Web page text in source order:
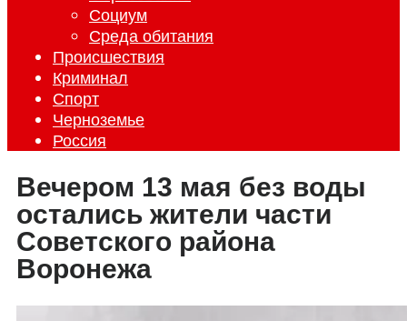
Социум
Среда обитания
Происшествия
Криминал
Спорт
Черноземье
Россия
Вечером 13 мая без воды
остались жители части
Советского района
Воронежа